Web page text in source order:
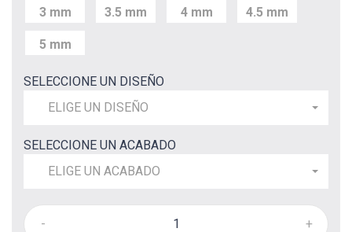
3 mm
3.5 mm 4 mm 4.5 mm
5 mm
SELECCIONE UN DISEÑO
ELIGE UN DISEÑO
SELECCIONE UN ACABADO
ELIGE UN ACABADO
- +